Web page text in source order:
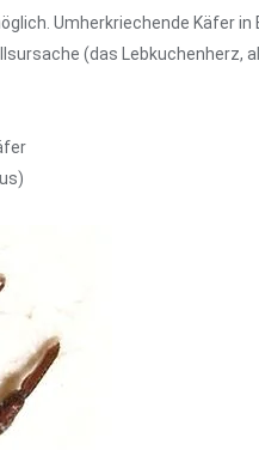
Umherkriechende Käfer
(das Lebkuchenherz,